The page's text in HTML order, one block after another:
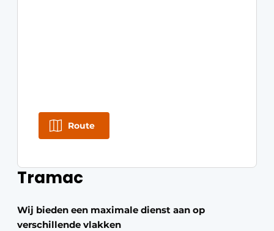
Tramac
Wij bieden een maximale dienst aan op
verschillende vlakken
Route